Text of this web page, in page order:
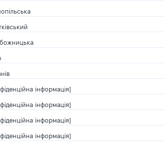
інформація]
інформація]
інформація]
інформація]